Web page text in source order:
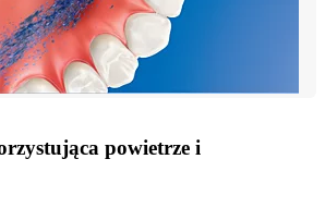
powietrze i